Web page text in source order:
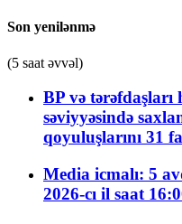
Son yenilənmə
(5 saat əvvəl)
BP və
səviyyəsində
qoyuluşlarını 31
Media icmalı: 5
2026-cı il saat